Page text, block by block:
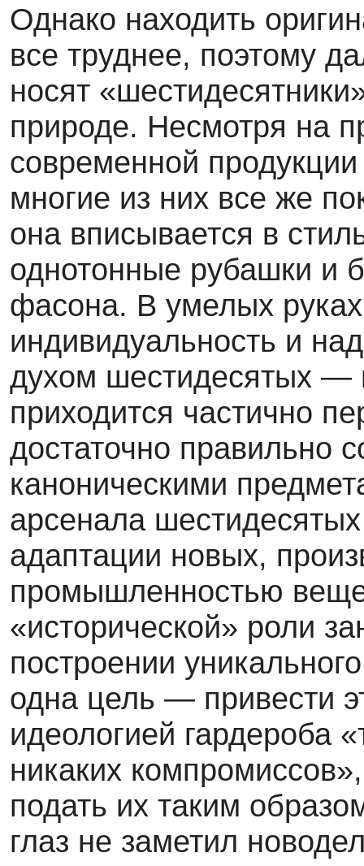
Однако находить
все труднее, поэтому
носят
природе. Несмотря на
современной
многие из них все же
она вписывается в
однотонные рубашки и
фасона. В умелых
индивидуальность и
духом шестидесятых —
приходится частично
достаточно правиль­но
каноническими
арсенала
адап­тации новых,
промышленностью
«исторической» роли
построении
одна цель — при­вести
идеологией гардероба
никаких
подать их таким
глаз не заметил